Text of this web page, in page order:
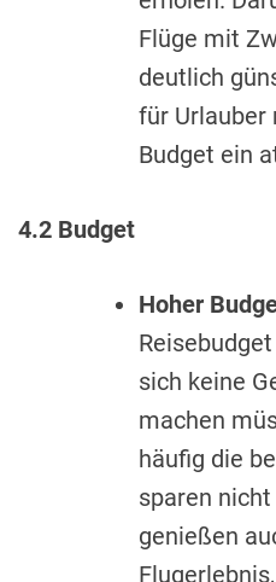
Flüge mit
deutlich
für Urlauber
Budget ein
4.2 Budget
Hoher
sich keine
machen
häufig die
sparen
genießen